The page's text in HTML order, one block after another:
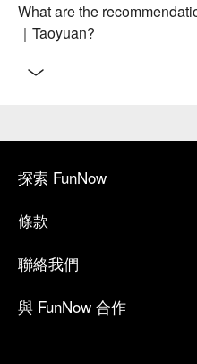
What are the
｜Taoyuan?
探索 FunNow
條款
聯絡我們
與 FunNow 合作